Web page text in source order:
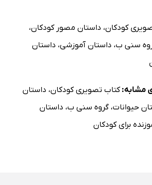
کودکان، داستان مصور کودکان،
سنی ب، داستان آموزشی، داستان
مشابه:کتاب تصویری کودکان، داستان
حیوانات،گروه سنی ب، داستان
برای کودکان